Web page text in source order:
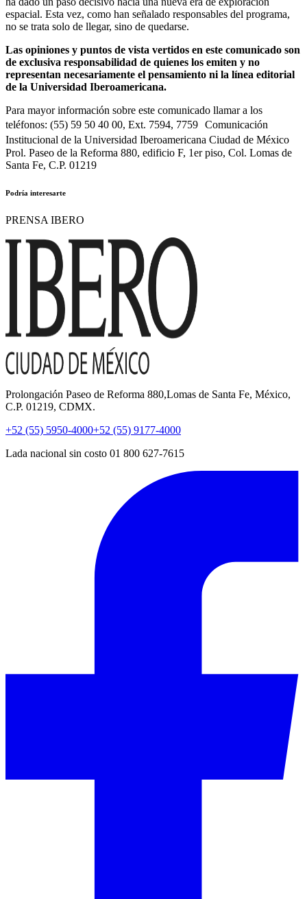
espacial. Esta vez, como han señalado responsables del programa,
no se trata solo de llegar, sino de quedarse.
Las opiniones y puntos de vista vertidos en este comunicado son
de exclusiva responsabilidad de quienes los emiten y no
representan necesariamente el pensamiento ni la línea editorial
de la Universidad Iberoamericana.
Para mayor información sobre este comunicado llamar a los
teléfonos: (55) 59 50 40 00, Ext. 7594, 7759 Comunicación
Institucional de la Universidad Iberoamericana Ciudad de México
Prol. Paseo de la Reforma 880, edificio F, 1er piso, Col. Lomas de
Santa Fe, C.P. 01219
Podría interesarte
PRENSA IBERO
Prolongación Paseo de Reforma 880,Lomas de Santa Fe, México,
C.P. 01219, CDMX.
+52 (55) 5950-4000+52 (55) 9177-4000
Lada nacional sin costo 01 800 627-7615